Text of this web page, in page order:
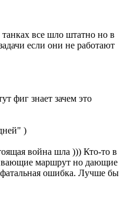
все шло штатно но в
если они не работают
фиг знает зачем это
)
война шла ))) Кто-то в
маршрут но дающие
ошибка. Лучше бы